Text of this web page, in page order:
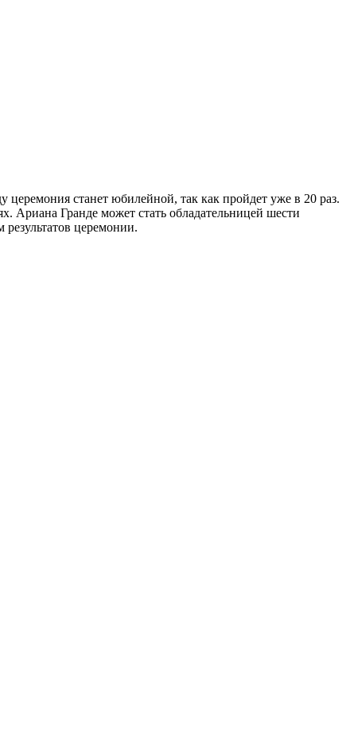
станет юбилейной, так как пройдет уже в 20 раз.
Ариана Гранде может стать обладательницей шести
церемонии.